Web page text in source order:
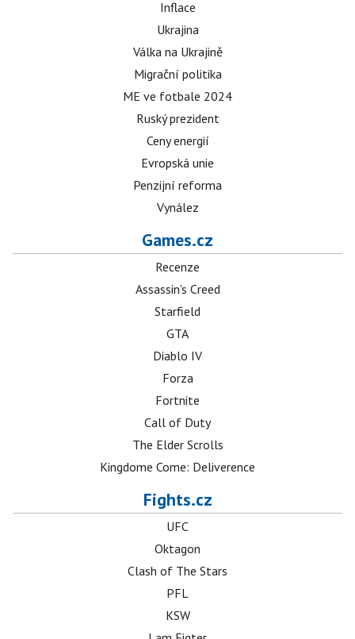
Inflace
Ukrajina
Válka na Ukrajině
Migrační politika
ME ve fotbale 2024
Ruský prezident
Ceny energií
Evropská unie
Penzijní reforma
Vynález
Games.cz
Recenze
Assassin's Creed
Starfield
GTA
Diablo IV
Forza
Fortnite
Call of Duty
The Elder Scrolls
Kingdome Come: Deliverence
Fights.cz
UFC
Oktagon
Clash of The Stars
PFL
KSW